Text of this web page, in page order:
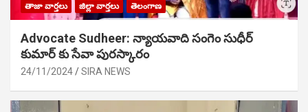
తాజా వార్తలు జిల్లా వార్తలు తెలంగాణ
Advocate Sudheer: న్యాయవాది సంగెం సుధీర్
కుమార్ కు సేవా పురస్కారం
24/11/2024 SIRA NEWS